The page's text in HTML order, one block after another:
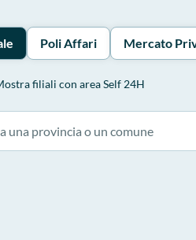
Poli Affari Mercato
filiali con area Self 24H